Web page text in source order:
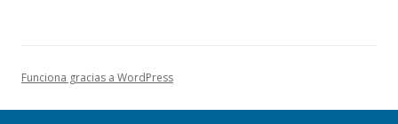
Funciona gracias a WordPress